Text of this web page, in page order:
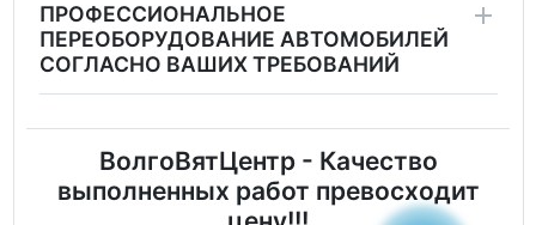
ПРОФЕССИОНАЛЬНОЕ
ПЕРЕОБОРУДОВАНИЕ АВТОМОБИЛЕЙ
СОГЛАСНО ВАШИХ ТРЕБОВАНИЙ
ВолгоВятЦентр - Качество
выполненных работ превосходит